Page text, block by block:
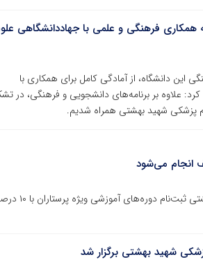
فرهنگی و علمی با جهاددانشگاهی
دانشگاه، از آمادگی کامل برای همکاری با
علاوه بر برنامه‌های دانشجویی و فرهنگی، در
پزشکی شهید بهشتی همراه شدیم.
به مناسبت روز پرستار در جهاددانشگاهی علوم پزشکی شهید بهشتی ثبت‌نام
شهید بهشتی برگزار شد